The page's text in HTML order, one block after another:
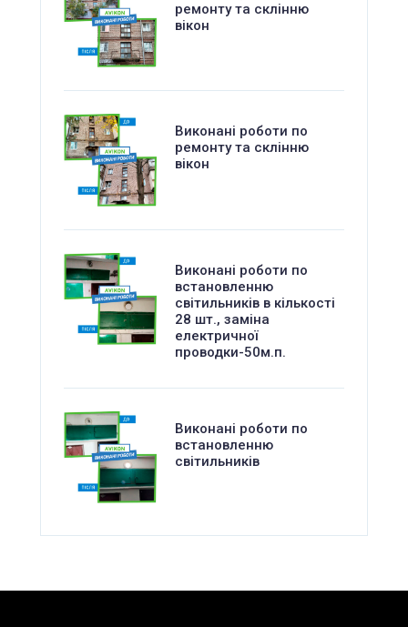
ремонту та склінню
вікон
Виконані роботи по
ремонту та склінню
вікон
Виконані роботи по
встановленню
світильників в кількості
28 шт., заміна
електричної
проводки-50м.п.
Виконані роботи по
встановленню
світильників